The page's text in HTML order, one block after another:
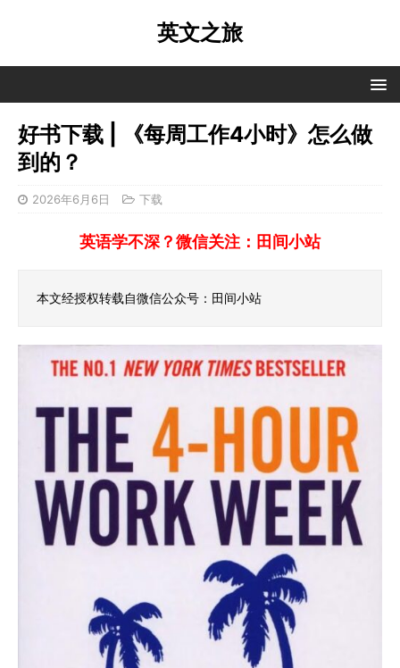
英文之旅
好书下载 | 《每周工作4小时》怎么做
到的？
2026年6月6日 下载
英语学不深？微信关注：田间小站
本文经授权转载自微信公众号：田间小站